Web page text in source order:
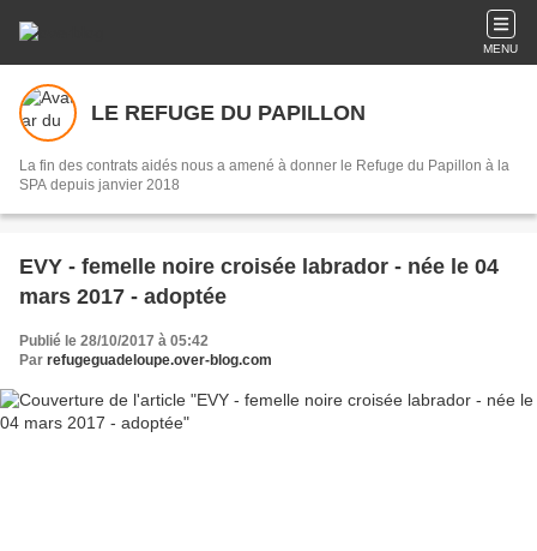
MENU
LE REFUGE DU PAPILLON
La fin des contrats aidés nous a amené à donner le Refuge du Papillon à la
SPA depuis janvier 2018
EVY - femelle noire croisée labrador - née le 04
mars 2017 - adoptée
Publié le 28/10/2017 à 05:42
Par refugeguadeloupe.over-blog.com